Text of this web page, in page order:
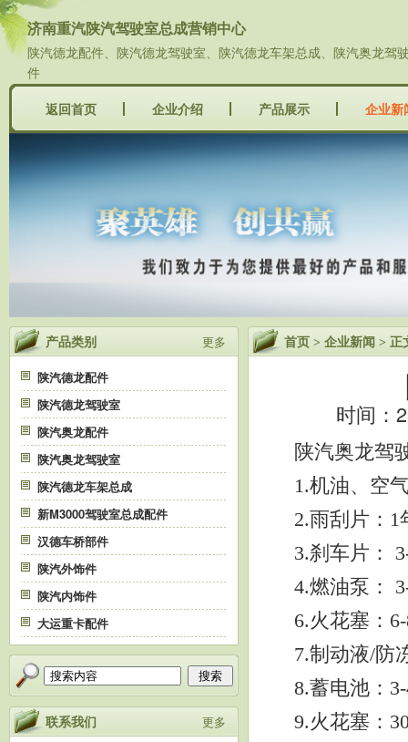
济南重汽陕汽驾驶室总成营销中心
陕汽德龙配件、陕汽德龙驾驶室、陕汽德龙车架总成、陕汽奥龙驾
件
返回首页
企业介绍 产品展示 企业新
更多
产品类别
陕汽德龙配件
陕汽德龙驾驶室
陕汽奥龙配件
陕汽奥龙驾驶室
陕汽德龙车架总成
新M3000驾驶室总成配件
汉德车桥部件
陕汽外饰件
陕汽内饰件
大运重卡配件
搜索
更多
联系我们
首页 > 企业新闻 > 正
时间
陕汽奥龙驾
1.机油、空
2.雨刮片： 1
3.刹车片： 3
4.燃油泵： 3
6.火花塞： 6
7.制动液/防
8.蓄电池：
9.火花塞：